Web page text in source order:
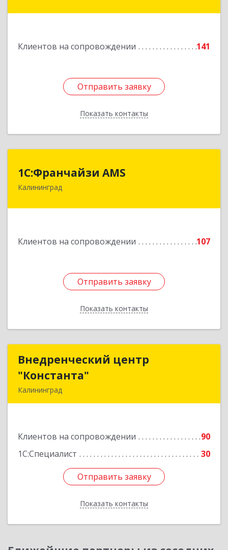
Клиентов на сопровождении 141
Отправить заявку
Показать контакты
Отправить заявку
Назад
1С:Франчайзи AMS
Калининград
Клиентов на сопровождении 107
Отправить заявку
Показать контакты
238325, Калининградская обл, Гурьевский р-н,
Отправить заявку
Назад
Внедренческий центр
"Константа"
Калининград
Клиентов на сопровождении
90
1С:Специалист
30
Отправить заявку
Показать контакты
Внедренческий центр
Подробнее
Отправить заявку
Назад